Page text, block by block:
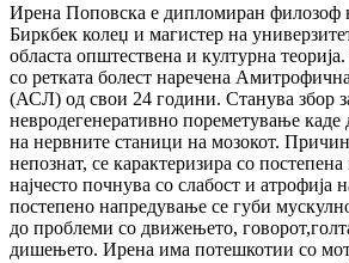
Ирена Поповска е дипломиран филозоф
Биркбек колеџ и магистер на
областа општествена и културна
со ретката болест наречена
(АСЛ) од свои 24 години. Станува збор
невродегенеративно пореметување каде
на нервните станици на мозокот.
непознат, се карактеризира со постепена
најчесто почнува со слабост и атрофија
постепено напредување се губи
до проблеми со движењето,
дишењето. Ирена има потешкотии со